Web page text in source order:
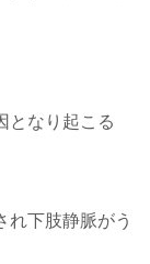
となり起こる
れ下肢静脈がう